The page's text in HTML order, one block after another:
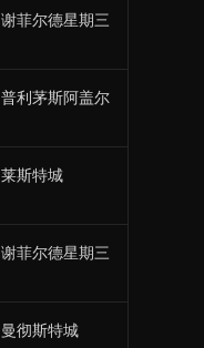
谢菲尔德星期三
普利茅斯阿盖尔
莱斯特城
谢菲尔德星期三
曼彻斯特城